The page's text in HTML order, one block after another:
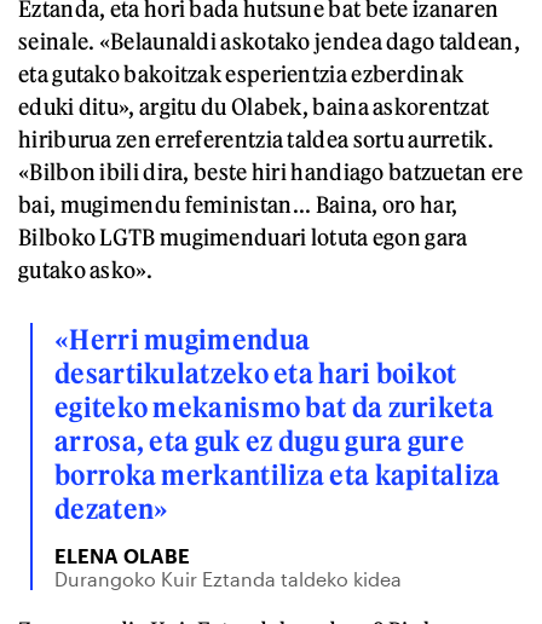
Eztanda, eta hori bada hutsune bat bete izanaren
seinale. «Belaunaldi askotako jendea dago taldean,
eta gutako bakoitzak esperientzia ezberdinak
eduki ditu», argitu du Olabek, baina askorentzat
hiriburua zen erreferentzia taldea sortu aurretik.
«Bilbon ibili dira, beste hiri handiago batzuetan ere
bai, mugimendu feministan... Baina, oro har,
Bilboko LGTB mugimenduari lotuta egon gara
gutako asko».
«Herri mugimendua
desartikulatzeko eta hari boikot
egiteko mekanismo bat da zuriketa
arrosa, eta guk ez dugu gura gure
borroka merkantiliza eta kapitaliza
dezaten»
ELENA OLABE
Durangoko Kuir Eztanda taldeko kidea